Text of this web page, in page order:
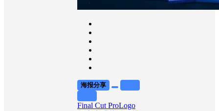
海报分享
Final Cut ProLogo